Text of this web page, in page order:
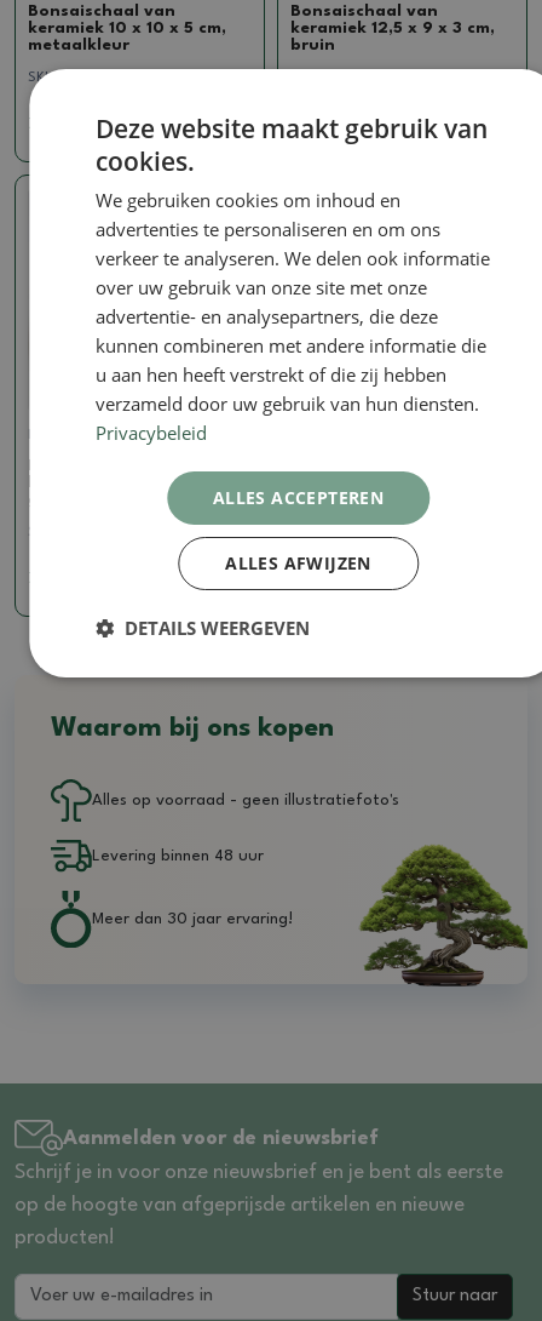
Bonsaischaal van
keramiek 10 x 10 x 5 cm,
metaalkleur
SKU:
7.83 €
Bonsaischaal van
keramiek 12,5 x 9 x 3 cm,
bruin
7.83 €
Kom gasoven 1240 °C
keramiek 10 x 7 x 3 cm,
groen
7.83 €
Waarom bij ons kopen
Alles op voorraad - geen illustratiefoto's
Levering binnen 48 uur
Meer dan 30 jaar ervaring!
Aanmelden voor de nieuwsbrief
Schrijf je in voor onze nieuwsbrief en je bent als eerste
op de hoogte van afgeprijsde artikelen en nieuwe
producten!
Stuur naar
Deze website maakt gebruik van
cookies.
We gebruiken cookies om inhoud en
advertenties te personaliseren en om ons
verkeer te analyseren. We delen ook informatie
over uw gebruik van onze site met onze
advertentie- en analysepartners, die deze
kunnen combineren met andere informatie die
u aan hen heeft verstrekt of die zij hebben
verzameld door uw gebruik van hun diensten.
Privacybeleid
ALLES ACCEPTEREN
ALLES AFWIJZEN
DETAILS WEERGEVEN